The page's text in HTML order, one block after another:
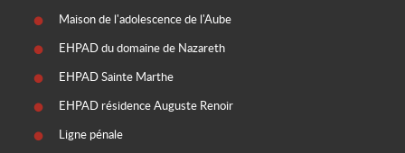
Maison de l'adolescence de l'Aube
EHPAD du domaine de Nazareth
EHPAD Sainte Marthe
EHPAD résidence Auguste Renoir
Ligne pénale